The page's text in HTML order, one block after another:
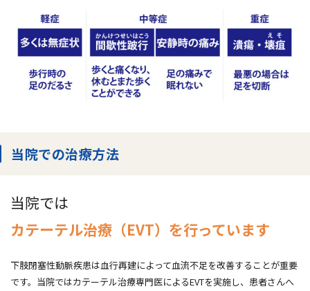
当院での治療方法
当院では
カテーテル治療（EVT）を行っています
下肢閉塞性動脈疾患は血行再建によって血流不足を改善することが重要
です。当院ではカテーテル治療専門医によるEVTを実施し、患者さんへ